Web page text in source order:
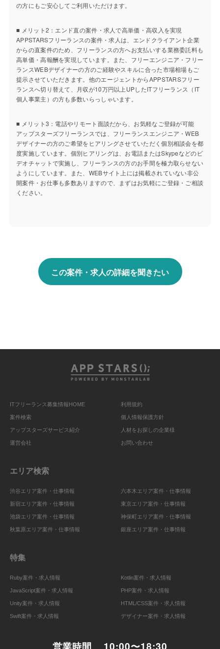
の方にもご安心してご利用いただけます。
■ メリット2：エンド直の案件・求人で高単価・高収入を実現
APPSTARSフリーランスの案件・求人は、エンドクライアント企業
からの直案件のため、フリーランスの方へお支払いする業務委託料も
高単価・高報酬を実現しています。また、フリーエンジニア・フリー
ランスWEBデザイナーの方のご経験やスキルに合った市場相場もご
提示させていただきます。他のエージェントからAPPSTARSフリー
ランスへ切り替えて、月収が10万円以上UPしたITフリーランス（IT
個人事業主）の方も多数いらっしゃいます。
■ メリット3：電話やリモート面談だから、お気軽なご登録が可能
アップスターズフリーランスでは、フリーランスエンジニア・WEB
デザイナーの方のご希望をヒアリングさせていただく個別相談会を都
度実施しています。個別ヒアリングは、お電話またはSkypeなどのビ
デオチャットで実施し、フリーランスの方のお手間を極力取らせない
ようにしています。また、WEBサイト上には掲載されていない非公
開案件・お仕事も多数ありますので、まずはお気軽にご登録・ご相談
ください。
この案件・求人の詳細を聞きたい
ITフリーランス募集情報HOME
案件検索
アップスターズサービス紹介
運営会社
利用規約
個人情報保護方針
人材をお探しの企業様
お問い合わせ
エリア検索
渋谷エリア案件・仕事情報
新宿エリア案件・仕事情報
池袋エリア案件・仕事情報
秋葉原エリア案件・仕事情報
六本木エリア案件・仕事情報
東京エリア案件・仕事情報
神保町エリア案件・仕事情報
銀座エリア案件・仕事情報
特集
Ruby案件・求人情報
JavaScript案件・求人情報
Unity案件・求人情報
Swift案件・求人情報
Kotlin案件・求人情報
PHP案件・求人情報
HTML/CSS案件・求人情報
デザイナー案件・求人情報
営業時間 10:00〜18:30